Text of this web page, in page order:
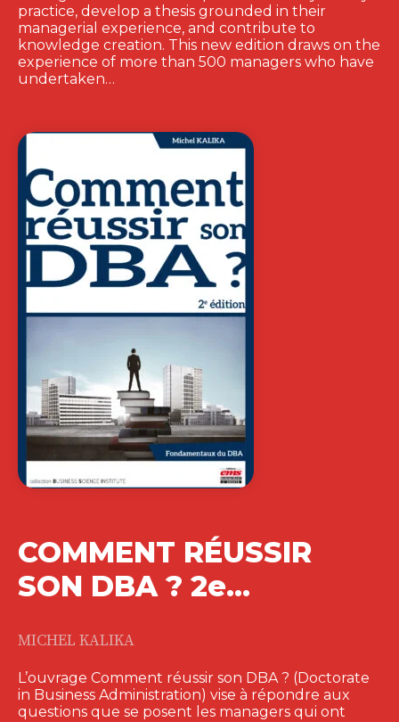
practice, develop a thesis grounded in their
managerial experience, and contribute to
knowledge creation. This new edition draws on the
experience of more than 500 managers who have
undertaken…
COMMENT RÉUSSIR
SON DBA ? 2e…
MICHEL KALIKA
L’ouvrage Comment réussir son DBA ? (Doctorate
in Business Administration) vise à répondre aux
questions que se posent les managers qui ont